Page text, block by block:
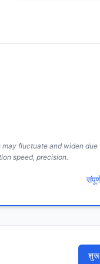
may fluctuate and widen
speed, precision.
शुरू